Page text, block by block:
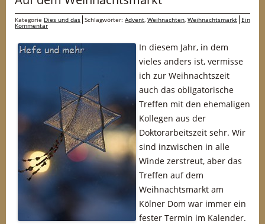
Kategorie Dies und das Schlagwörter: Advent, Weihnachten, Weihnachtsmarkt Ein
Kommentar
In diesem Jahr, in dem
vieles anders ist, vermisse
ich zur Weihnachtszeit
auch das obligatorische
Treffen mit den ehemaligen
Kollegen aus der
Doktorarbeitszeit sehr. Wir
sind inzwischen in alle
Winde zerstreut, aber das
Treffen auf dem
Weihnachtsmarkt am
Kölner Dom war immer ein
fester Termin im Kalender.